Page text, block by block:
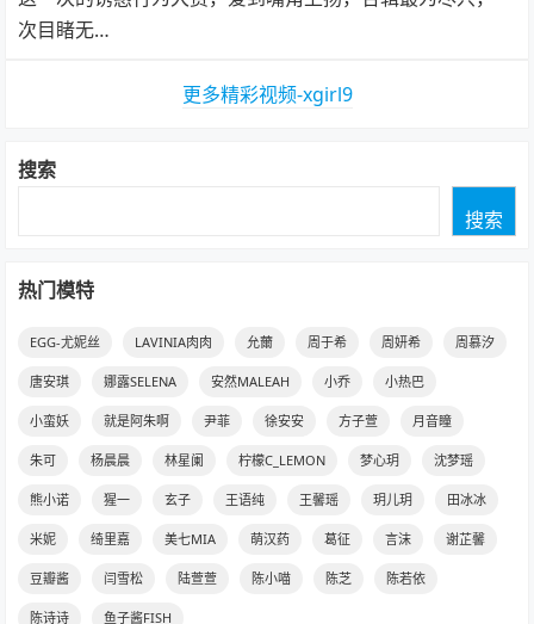
次目睹无…
更多精彩视频-xgirl9
搜索
搜索
热门模特
EGG-尤妮丝 LAVINIA肉肉 允薾 周于希 周妍希 周慕汐
唐安琪 娜露SELENA 安然MALEAH 小乔 小热巴
小蛮妖 就是阿朱啊 尹菲 徐安安 方子萱 月音瞳
朱可 杨晨晨 林星阑 柠檬C_LEMON 梦心玥 沈梦瑶
熊小诺 猩一 玄子 王语纯 王馨瑶 玥儿玥 田冰冰
米妮 绮里嘉 美七MIA 萌汉药 葛征 言沫 谢芷馨
豆瓣酱 闫雪松 陆萱萱 陈小喵 陈芝 陈若依
陈诗诗 鱼子酱FISH